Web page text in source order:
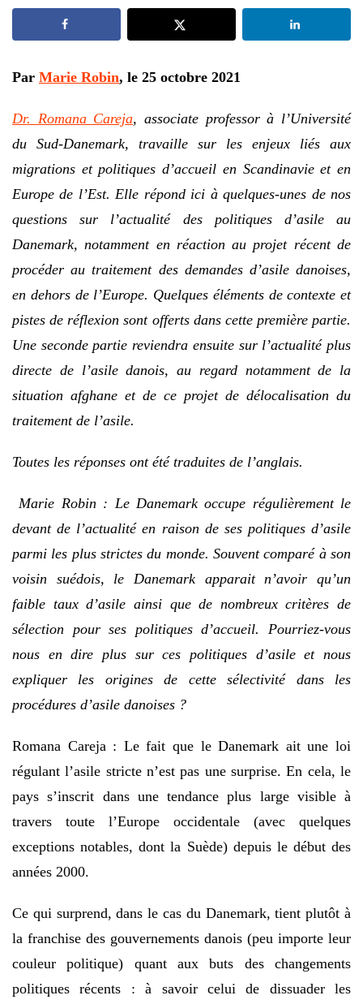
Par Marie Robin, le 25 octobre 2021
Dr. Romana Careja, associate professor à l’Université
du Sud-Danemark, travaille sur les enjeux liés aux
migrations et politiques d’accueil en Scandinavie et en
Europe de l’Est. Elle répond ici à quelques-unes de nos
questions sur l’actualité des politiques d’asile au
Danemark, notamment en réaction au projet récent de
procéder au traitement des demandes d’asile danoises,
en dehors de l’Europe. Quelques éléments de contexte et
pistes de réflexion sont offerts dans cette première partie.
Une seconde partie reviendra ensuite sur l’actualité plus
directe de l’asile danois, au regard notamment de la
situation afghane et de ce projet de délocalisation du
traitement de l’asile.
Toutes les réponses ont été traduites de l’anglais.
Marie Robin : Le Danemark occupe régulièrement le
devant de l’actualité en raison de ses politiques d’asile
parmi les plus strictes du monde. Souvent comparé à son
voisin suédois, le Danemark apparait n’avoir qu’un
faible taux d’asile ainsi que de nombreux critères de
sélection pour ses politiques d’accueil. Pourriez-vous
nous en dire plus sur ces politiques d’asile et nous
expliquer les origines de cette sélectivité dans les
procédures d’asile danoises ?
Romana Careja : Le fait que le Danemark ait une loi
régulant l’asile stricte n’est pas une surprise. En cela, le
pays s’inscrit dans une tendance plus large visible à
travers toute l’Europe occidentale (avec quelques
exceptions notables, dont la Suède) depuis le début des
années 2000.
Ce qui surprend, dans le cas du Danemark, tient plutôt à
la franchise des gouvernements danois (peu importe leur
couleur politique) quant aux buts des changements
politiques récents : à savoir celui de dissuader les